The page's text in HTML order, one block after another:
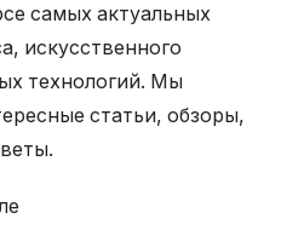
самых актуальных
искусственного
технологий. Мы
статьи, обзоры,